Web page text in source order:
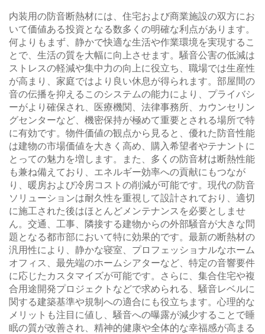
内装用の防音断熱材には、住宅および商業施設の双方にお
いて価値ある投資となる数多くの明確な利点があります。
何よりもまず、静かで快適な生活や作業環境を実現するこ
とで、生活の質を大幅に向上させます。騒音公害の低減は
ストレスの軽減や集中力の向上に役立ち、職場では生産性
が高まり、家庭ではより良い休息が得られます。部屋間の
音の伝播を抑えるこのシステムの能力により、プライバシ
ーがより確保され、医療機関、法律事務所、カウンセリン
グセンターなど、機密保持が極めて重要とされる場所で特
に有効です。物件価値の観点から見ると、優れた防音性能
は建物の市場価値を大きく高め、購入希望者やテナントに
とっての魅力を増します。また、多くの防音材は断熱性能
も兼ね備えており、エネルギー効率への貢献にもつなが
り、暖房および冷房コストの削減が可能です。現代の防音
ソリューションは耐久性を重視して設計されており、適切
に施工された後はほとんどメンテナンスを必要としませ
ん。交通、工事、隣接する建物からの外部騒音が大きな問
題となる都市部において特に効果的です。最新の断熱材の
汎用性により、静かな寝室、プロフェッショナルなホーム
オフィス、最先端のホームシアターなど、特定の音響要件
に応じたカスタマイズが可能です。さらに、集合住宅や複
合用途開発プロジェクトなどで求められる、騒音レベルに
関する建築基準や規制への適合にも役立ちます。心理的な
メリットも注目に値し、騒音への曝露が減少することで睡
眠の質が改善され、精神的健康や全体的な幸福感が高まる